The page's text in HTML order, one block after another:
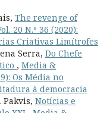
The revenge of
20 N.º 36 (2020):
Criativas Limítrofes
Serra, Do Chefe
, Media &
Os Média no
à democracia
Notícias e